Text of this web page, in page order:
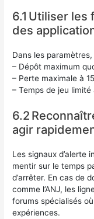
6.1 Utiliser les
des
Dans les paramètres,
– Dépôt maximum
– Perte maximale à
– Temps de jeu
6.2
agir
Les signaux d’alerte
mentir sur le temps
d’arrêter. En cas de
comme l’ANJ, les
forums spécialisés
expériences.